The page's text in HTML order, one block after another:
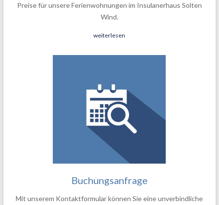
Preise für unsere Ferienwohnungen im Insulanerhaus Solten
Wind.
weiterlesen
Buchungsanfrage
Mit unserem Kontaktformular können Sie eine unverbindliche